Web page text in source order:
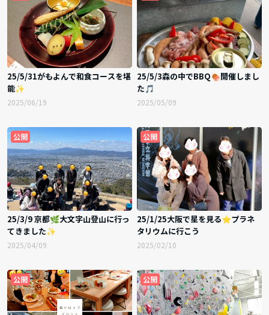
25/5/31がもよんで和食コースを堪
能✨
2025/06/19
25/5/3森の中でBBQ🍖開催しまし
た🎵
2025/05/09
公開
25/3/9 京都🌿大文字山登山に行っ
てきました✨
2025/04/09
公開
25/1/25大阪で星を見る⭐️プラネ
タリウムに行こう
2025/02/10
公開 公開